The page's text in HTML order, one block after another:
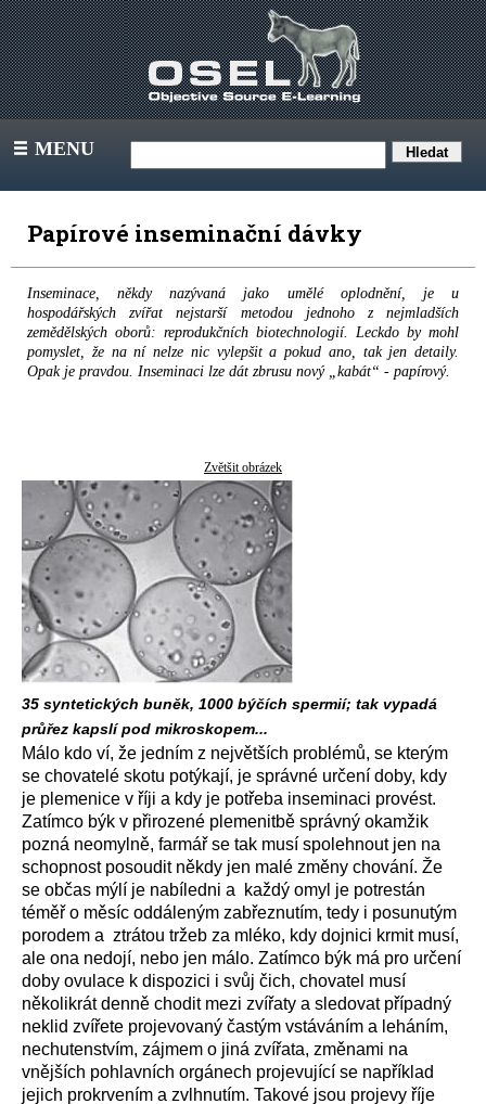
III MENU
Papírové inseminační dávky
Inseminace, někdy nazývaná jako umělé oplodnění, je u
hospodářských zvířat nejstarší metodou jednoho z nejmladších
zemědělských oborů: reprodukčních biotechnologií. Leckdo by mohl
pomyslet, že na ní nelze nic vylepšit a pokud ano, tak jen detaily.
Opak je pravdou. Inseminaci lze dát zbrusu nový „kabát“ - papírový.
Zvětšit obrázek
35 syntetických buněk, 1000 býčích spermií; tak vypadá
průřez kapslí pod mikroskopem...
Málo kdo ví, že jedním z největších problémů, se kterým
se chovatelé skotu potýkají, je správné určení doby, kdy
je plemenice v říji a kdy je potřeba inseminaci provést.
Zatímco býk v přirozené plemenitbě správný okamžik
pozná neomylně, farmář se tak musí spolehnout jen na
schopnost posoudit někdy jen malé změny chování. Že
se občas mýlí je nabíledni a každý omyl je potrestán
téměř o měsíc oddáleným zabřeznutím, tedy i posunutým
porodem a ztrátou tržeb za mléko, kdy dojnici krmit musí,
ale ona nedojí, nebo jen málo. Zatímco býk má pro určení
doby ovulace k dispozici i svůj čich, chovatel musí
několikrát denně chodit mezi zvířaty a sledovat případný
neklid zvířete projevovaný častým vstáváním a leháním,
nechutenstvím, zájmem o jiná zvířata, změnami na
vnějších pohlavních orgánech projevující se například
jejich prokrvením a zvlhnutím. Takové jsou projevy říje